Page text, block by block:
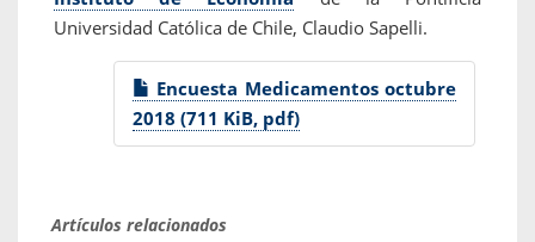
Universidad Católica de Chile, Claudio Sapelli.
Encuesta Medicamentos octubre
2018 (711 KiB, pdf)
Artículos relacionados